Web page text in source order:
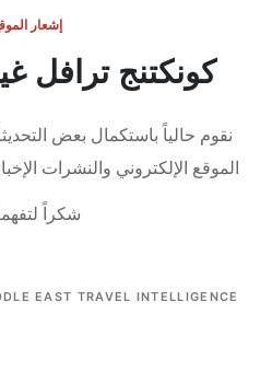
إشعار
كونكتنج ترافل
نقوم حالياً باستكمال بعض
الموقع الإلكتروني والنشرات
شكراً
EAST TRAVEL INTELLIGENCE